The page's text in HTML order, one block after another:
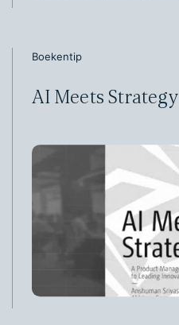
Boekentip
AI Meets Strategy